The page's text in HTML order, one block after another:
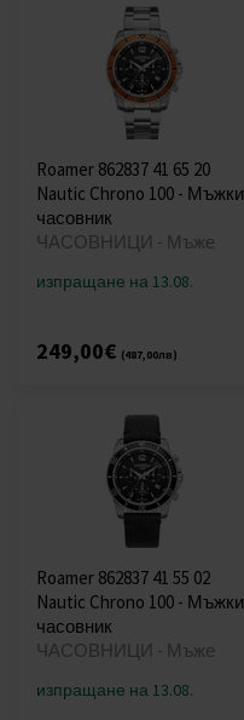
Roamer 862837 41 65 20
Nautic Chrono 100 - Мъжки
часовник
ЧАСОВНИЦИ - Мъже
изпращане на 13.08.
249,00€ (487,00лв)
Roamer 862837 41 55 02
Nautic Chrono 100 - Мъжки
часовник
ЧАСОВНИЦИ - Мъже
изпращане на 13.08.